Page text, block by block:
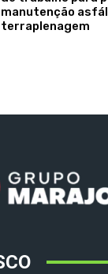
manutenção
terraplenagem